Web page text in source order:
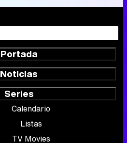
Portada
Noticias
Series
Calendario
Listas
TV Movies